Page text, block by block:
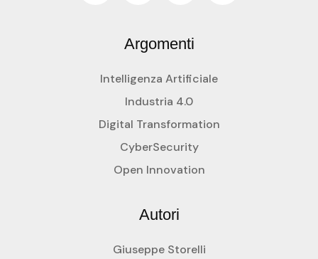
Argomenti
Intelligenza Artificiale
Industria 4.0
Digital Transformation
CyberSecurity
Open Innovation
Autori
Giuseppe Storelli